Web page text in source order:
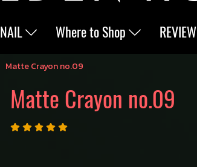
NAIL Where to Shop REVIEW
Matte Crayon no.09
Matte Crayon no.09